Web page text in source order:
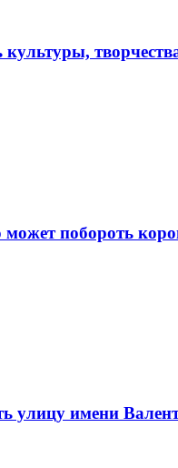
может побороть
улицу имени